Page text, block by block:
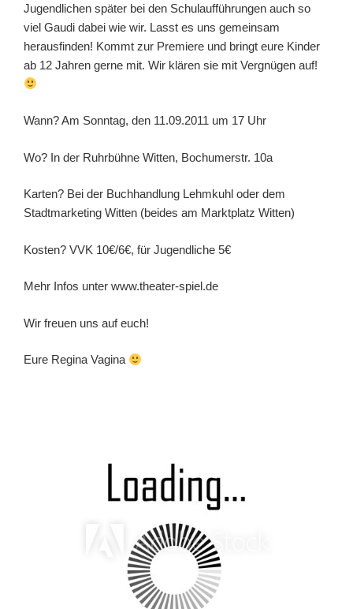
Jugendlichen später bei den Schulaufführungen auch so
viel Gaudi dabei wie wir. Lasst es uns gemeinsam
herausfinden! Kommt zur Premiere und bringt eure Kinder
ab 12 Jahren gerne mit. Wir klären sie mit Vergnügen auf!
Wann? Am Sonntag, den 11.09.2011 um 17 Uhr
Wo? In der Ruhrbühne Witten, Bochumerstr. 10a
Karten? Bei der Buchhandlung Lehmkuhl oder dem
Stadtmarketing Witten (beides am Marktplatz Witten)
Kosten? VVK 10€/6€, für Jugendliche 5€
Mehr Infos unter www.theater-spiel.de
Wir freuen uns auf euch!
Eure Regina Vagina